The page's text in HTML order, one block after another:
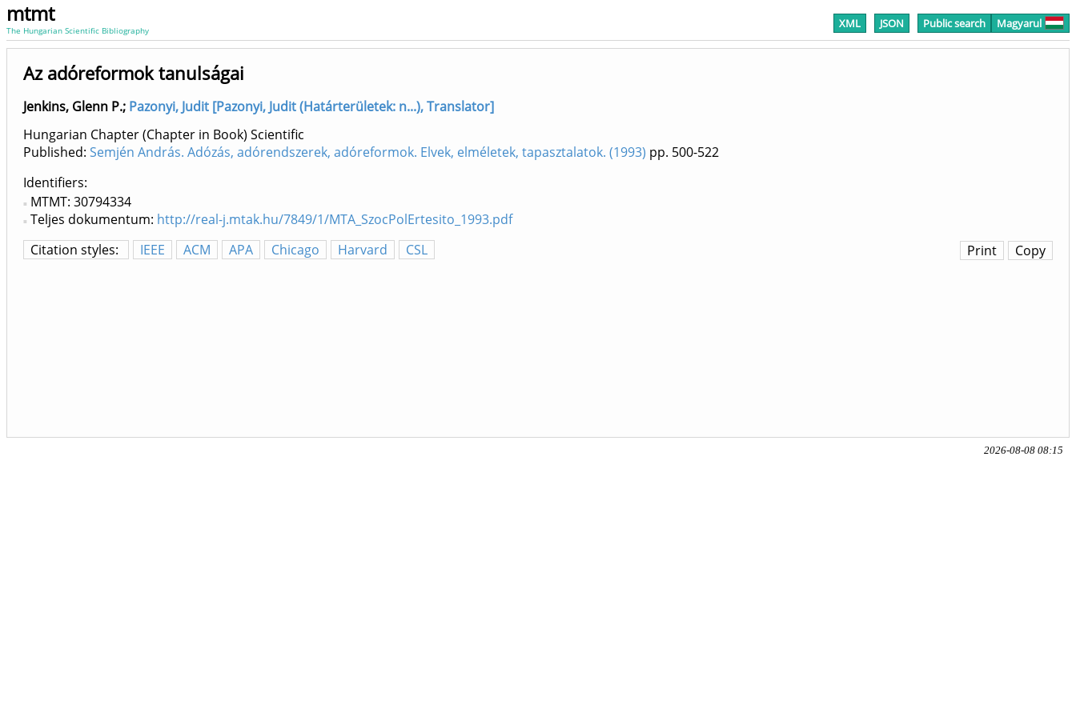
mtmt
The Hungarian Scientific Bibliography XML JSON Public search Magyarul
Az adóreformok tanulságai
Jenkins, Glenn P.; Pazonyi, Judit [Pazonyi, Judit (Határterületek: n...), Translator]
Hungarian Chapter (Chapter in Book) Scientific
Published: Semjén András. Adózás, adórendszerek, adóreformok. Elvek, elméletek, tapasztalatok. (1993) pp. 500-522
Identifiers
MTMT: 30794334
Teljes dokumentum: http://real-j.mtak.hu/7849/1/MTA_SzocPolErtesito_1993.pdf
Citation styles:
IEEE ACM APA Chicago Harvard CSL Copy
Print
2026-08-08 08:15